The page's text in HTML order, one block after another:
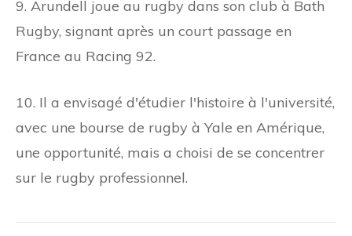
9. Arundell joue au rugby dans son club à Bath
Rugby, signant après un court passage en
France au Racing 92.
10. Il a envisagé d'étudier l'histoire à l'université,
avec une bourse de rugby à Yale en Amérique,
une opportunité, mais a choisi de se concentrer
sur le rugby professionnel.